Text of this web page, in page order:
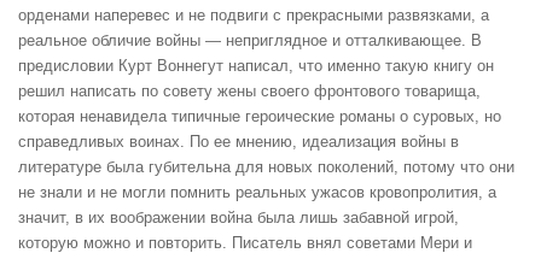
орденами наперевес и не подвиги с прекрасными развязками, а
реальное обличие войны — неприглядное и отталкивающее. В
предисловии Курт Воннегут написал, что именно такую книгу он
решил написать по совету жены своего фронтового товарища,
которая ненавидела типичные героические романы о суровых, но
справедливых воинах. По ее мнению, идеализация войны в
литературе была губительна для новых поколений, потому что они
не знали и не могли помнить реальных ужасов кровопролития, а
значит, в их воображении война была лишь забавной игрой,
которую можно и повторить. Писатель внял советами Мери и